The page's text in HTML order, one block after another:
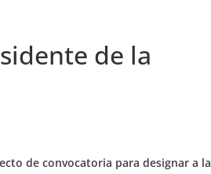
de la
de convocatoria para designar a la